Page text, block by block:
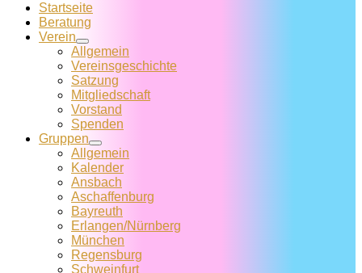
Startseite
Beratung
Verein
Allgemein
Vereins­geschichte
Satzung
Mitglied­schaft
Vorstand
Spenden
Gruppen
Allgemein
Kalender
Ansbach
Aschaffenburg
Bayreuth
Erlangen/Nürnberg
München
Regensburg
Schweinfurt